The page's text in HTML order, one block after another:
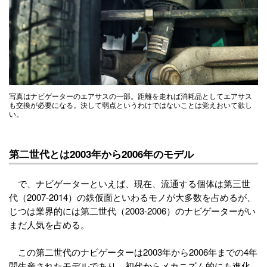
写真はナビゲーターのエアサスの一部。距離を走れば消耗品としてエアサス
も交換が必要になる。決して弱点というわけではないことは覚えおいて欲し
い。
第二世代とは2003年から2006年のモデル
で、ナビゲーターといえば、現在、流通する個体は第三世
代（2007-2014）の鉄仮面といわるモノが大多数を占めるが、
じつは業界的には第二世代（2003-2006）のナビゲーターがい
まだ人気を占める。
この第二世代のナビゲーターは2003年から2006年までの4年